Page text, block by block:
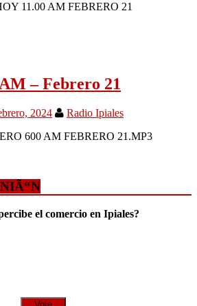
11.00 AM FEBRERO 21
– Febrero 21
2024
Radio Ipiales
600 AM FEBRERO 21.MP3
el comercio en Ipiales?